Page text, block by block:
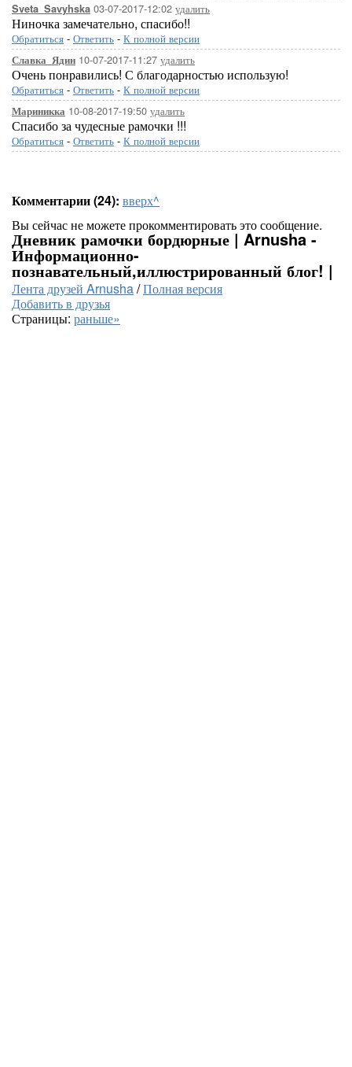
Sveta_Savyhska 03-07-2017-12:02 удалить
Ниночка замечательно, спасибо!!
Обратиться - Ответить - К полной версии
Славка_Ядин 10-07-2017-11:27 удалить
Очень понравились! С благодарностью использую!
Обратиться - Ответить - К полной версии
Мариникка 10-08-2017-19:50 удалить
Спасибо за чудесные рамочки !!!
Обратиться - Ответить - К полной версии
Комментарии (24): вверх^
Вы сейчас не можете прокомментировать это сообщение.
Дневник рамочки бордюрные | Arnusha -
Информационно-
познавательный,иллюстрированный блог! |
Лента друзей Arnusha/Полная версия
Добавить в друзья
Страницы: раньше»